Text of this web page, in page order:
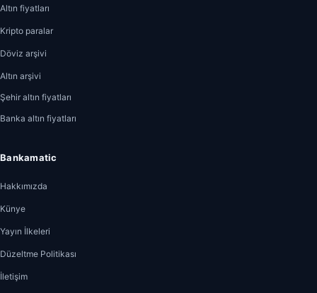
Altın fiyatları
Kripto paralar
Döviz arşivi
Altın arşivi
Şehir altın fiyatları
Banka altın fiyatları
Bankamatic
Hakkımızda
Künye
Yayın İlkeleri
Düzeltme Politikası
İletişim